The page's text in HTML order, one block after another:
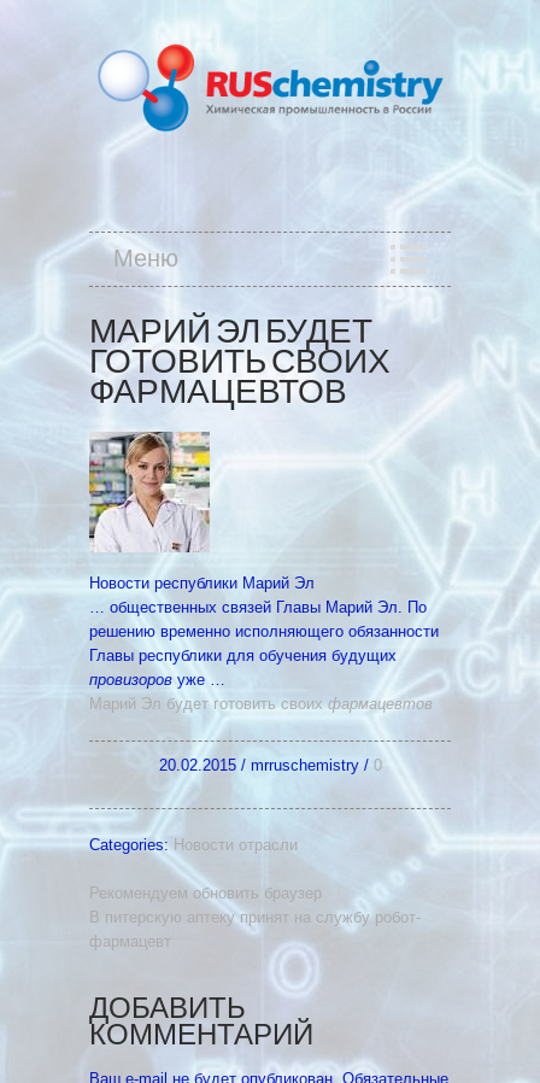
Меню
МАРИЙ ЭЛ БУДЕТ
ГОТОВИТЬ СВОИХ
ФАРМАЦЕВТОВ
Новости республики Марий Эл
… общественных связей Главы Марий Эл. По
решению временно исполняющего обязанности
Главы республики для обучения будущих
провизоров уже …
Марий Эл будет готовить своихфармацевтов
20.02.2015/ mrruschemistry/ 0
Categories: Новости отрасли
Рекомендуем обновить браузер
В питерскую аптеку принят на службу робот-
фармацевт
ДОБАВИТЬ
КОММЕНТАРИЙ
Ваш e-mail не будет опубликован. Обязательные